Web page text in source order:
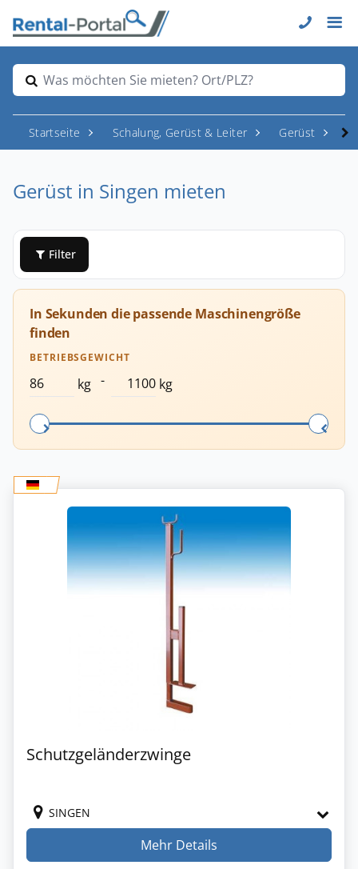
Was möchten Sie mieten? Ort/PLZ?
Startseite Schalung, Gerüst & Leiter Gerüst
Gerüst in Singen mieten
Filter
In Sekunden die passende Maschinengröße
finden
BETRIEBSGEWICHT
kg - kg
Schutzgeländerzwinge
SINGEN
Mehr Details